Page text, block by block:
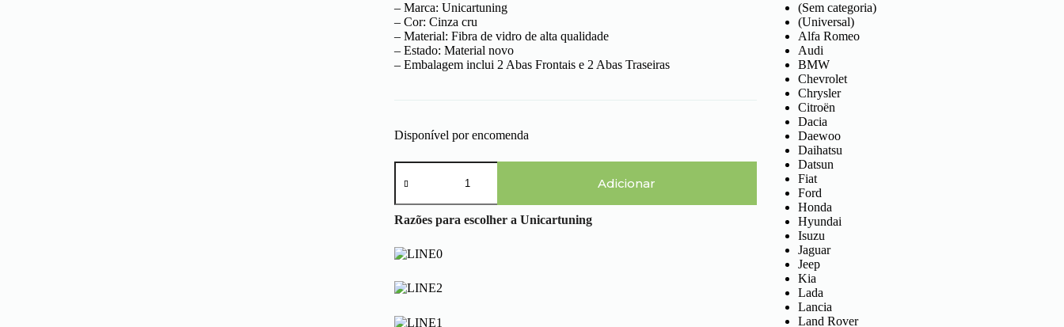
– Marca: Unicartuning
– Cor: Cinza cru
– Material: Fibra de vidro de alta qualidade
– Estado: Material novo
– Embalagem inclui 2 Abas Frontais e 2 Abas Traseiras
Disponível por encomenda
Quantidade
de
Ibiza
6K
99)
-
Desportivas
Adicionar
Razões para escolher a Unicartuning
(Sem categoria)
(Universal)
Alfa Romeo
Audi
BMW
Chevrolet
Chrysler
Citroën
Dacia
Daewoo
Daihatsu
Datsun
Fiat
Ford
Honda
Hyundai
Isuzu
Jaguar
Jeep
Kia
Lada
Lancia
Land Rover